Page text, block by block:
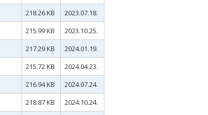
218.26 KB
2023.07.18.
215.99 KB
2023.10.25.
217.29 KB
2024.01.19.
215.72 KB
2024.04.23.
216.94 KB
2024.07.24.
218.87 KB
2024.10.24.